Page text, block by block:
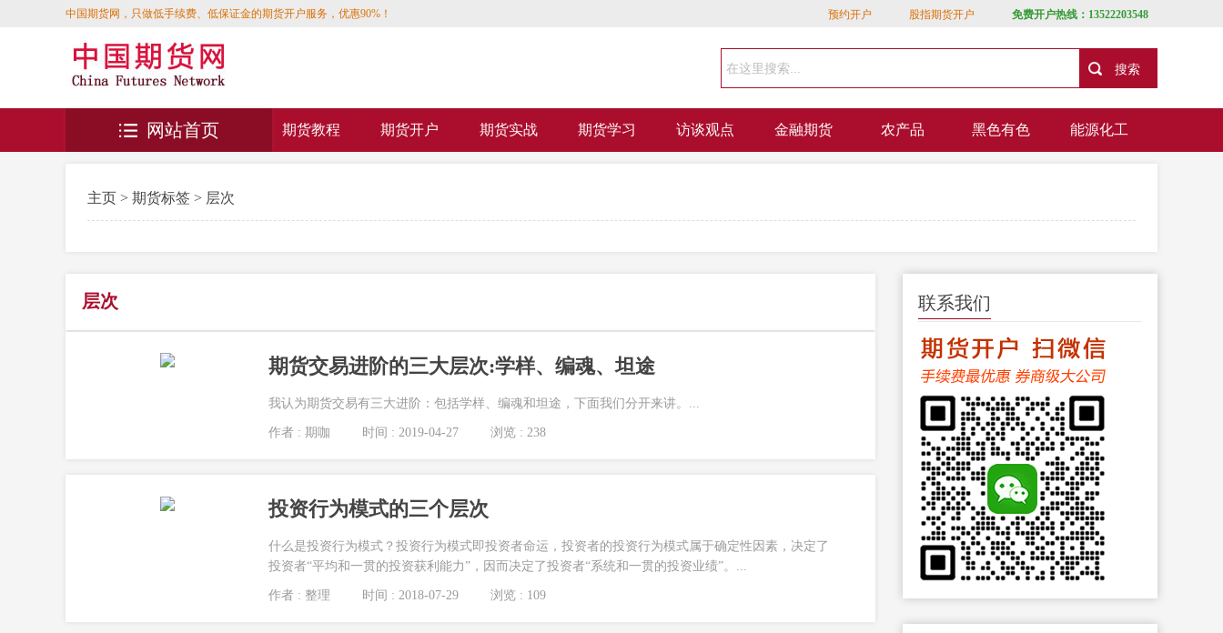
中国期货网，只做低手续费、低保证金的期货开户服务，优惠90%！ 预约开户 股指期货开户 免费开户热线：13522203548
期货教程 期货开户 期货实战 期货学习 访谈观点 金融期货 农产品 黑色有色 能源化工
网站首页
主页 > 期货标签 > 层次
层次
期货交易进阶的三大层次:学样、编魂、坦途
我认为期货交易有三大进阶：包括学样、编魂和坦途，下面我们分开来讲。...
作者 : 期咖 时间 : 2019-04-27 浏览 : 238
投资行为模式的三个层次
什么是投资行为模式？投资行为模式即投资者命运，投资者的投资行为模式属于确定性因素，决定了
投资者“平均和一贯的投资获利能力”，因而决定了投资者“系统和一贯的投资业绩”。...
作者 : 整理 时间 : 2018-07-29 浏览 : 109
联系我们